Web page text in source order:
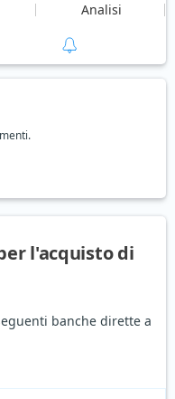
Analisi
l'acquisto di
banche dirette a